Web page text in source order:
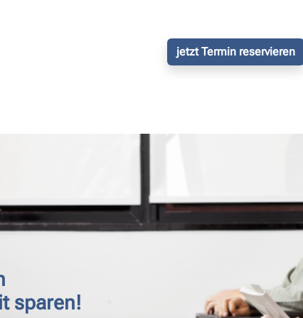
jetzt Termin reservieren
sparen!